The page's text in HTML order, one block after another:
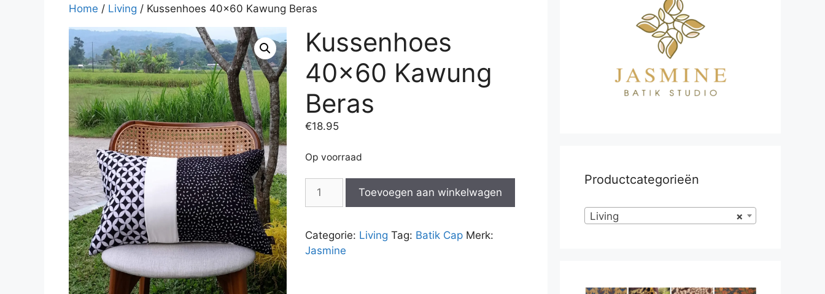
Home / Living / Kussenhoes 40×60 Kawung Beras
Kussenhoes
40×60 Kawung
Beras
€18.95
Op voorraad
40x60
Beras
aantal
Toevoegen aan winkelwagen
Categorie: Living Tag: Batik Cap Merk:
Jasmine
Productcategorieën
×
Living